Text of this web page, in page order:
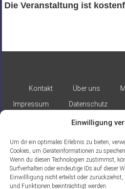
Einwilligung
Um dir ein optimales Erlebnis zu bieten,
Cookies, um Geräteinformationen zu
Wenn du diesen Technologien zustimmst,
Surfverhalten oder eindeutige IDs auf dieser
Einwillligung nicht erteilst oder
und Funktionen beeinträchtigt werden.
Die Veranstaltung ist
Kontakt Über uns
Impressum
Datenschutz
Gefördert durch: